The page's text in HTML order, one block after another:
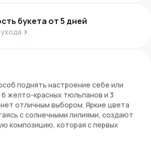
букета от5 дней
поднять настроение себе или
6 желто-красных тюльпанов и 3
отличным выбором. Яркие цвета
с солнечными лилиями, создают
композицию, которая с первых